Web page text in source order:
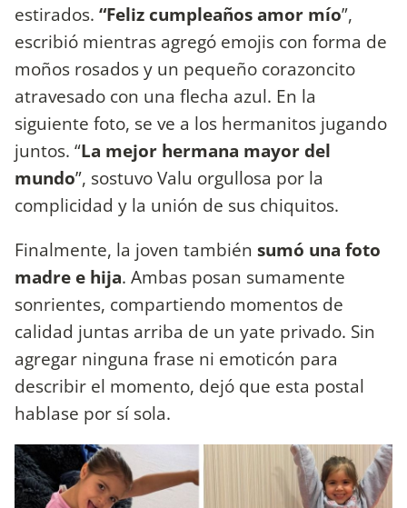
estirados. “Feliz cumpleaños amor mío”,
escribió mientras agregó emojis con forma de
moños rosados y un pequeño corazoncito
atravesado con una flecha azul. En la
siguiente foto, se ve a los hermanitos jugando
juntos. “La mejor hermana mayor del
mundo”, sostuvo Valu orgullosa por la
complicidad y la unión de sus chiquitos.
Finalmente, la joven también sumó una foto
madre e hija. Ambas posan sumamente
sonrientes, compartiendo momentos de
calidad juntas arriba de un yate privado. Sin
agregar ninguna frase ni emoticón para
describir el momento, dejó que esta postal
hablase por sí sola.